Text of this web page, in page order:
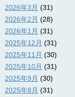
2026年3月 (31)
2026年2月 (28)
2026年1月 (31)
2025年12月 (31)
2025年11月 (30)
2025年10月 (31)
2025年9月 (30)
2025年8月 (31)